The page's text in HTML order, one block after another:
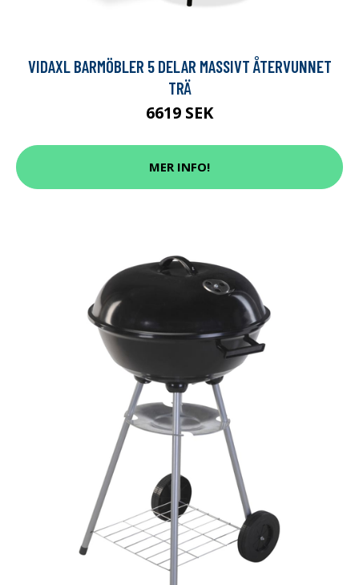
VIDAXL BARMÖBLER 5 DELAR MASSIVT ÅTERVUNNET
TRÄ
6619 SEK
MER INFO!